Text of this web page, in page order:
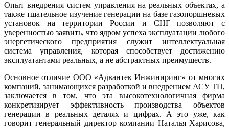
Опыт внедрения систем управления на реальных объектах, а
также тщательное изучение генерации на ба­зе газопоршневых
установок на территории России и СНГ позволяют с
уверенностью заявить, что ядром успеха эксплуатации любого
энергетического предприятия служит интеллектуальная
система управления, которая способствует достижению
эксплуатантами реальных, а не абстрактных преимуществ.
Основное отличие ООО «Адвантек Инжиниринг» от многих
компаний, занимающихся разработкой и внедрением АСУ ТП,
заключается в том, что эта высокотехнологичная фирма
конкретизирует эффективность производства объектов
генерации в реальных деталях и цифрах. А это уже, как
говорит генеральный директор компании Наталья Харисова,